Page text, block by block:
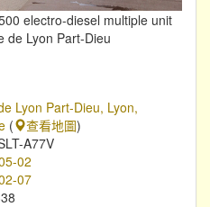
electro-diesel multiple unit
de Lyon Part-Dieu
Lyon Part-Dieu, Lyon,
( 查看地圖)
A77V
02
07